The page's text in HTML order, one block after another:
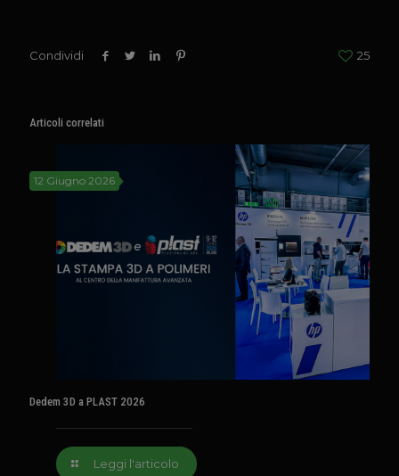
Condividi 25
Articoli correlati
12 Giugno 2026
Dedem 3D a PLAST 2026
Leggi l'articolo